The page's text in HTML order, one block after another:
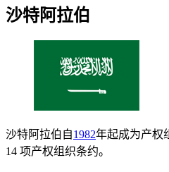
沙特阿拉伯
沙特阿拉伯自1982年起成为产权
14 项产权组织条约。